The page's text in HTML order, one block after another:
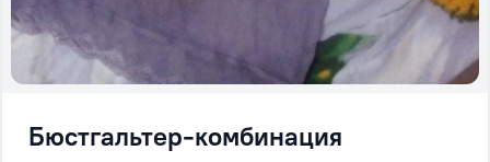
Бюстгальтер-комбинация